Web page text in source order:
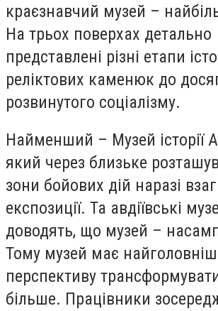
краєзнавчий музей –
На трьох поверхах детально
представлені різні етапи
реліктових каменюк до
розвинутого соціалізму.
Найменший – Музей історії
який через близьке
зони бойових дій наразі
експозиції. Та авдіївські
доводять, що музей –
Тому музей має
перспективу
більше. Працівники